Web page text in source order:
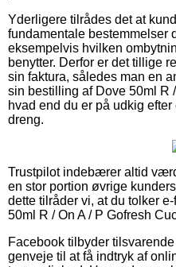
Yderligere tilrådes det at
fundamentale bestemmelser
eksempelvis hvilken
benytter. Derfor er det tillige
sin faktura, således man en
sin bestilling af Dove 50ml R
hvad end du er på udkig
dreng.
Trustpilot indebærer altid
en stor portion øvrige
dette tilråder vi, at du tolker
50ml R / On A / P Gofresh
Facebook tilbyder
genveje til at få indtryk af